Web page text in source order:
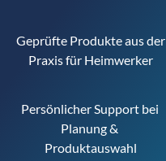
Geprüfte Produkte aus der
Praxis für Heimwerker
Persönlicher Support bei
Planung &
Produktauswahl